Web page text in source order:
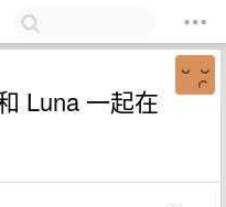
Luna 一起在